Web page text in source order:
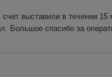
выставили в течении 15
Большое спасибо за